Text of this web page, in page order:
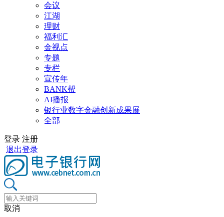
会议
江湖
理财
福利汇
金视点
专题
专栏
宣传年
BANK帮
AI播报
银行业数字金融创新成果展
全部
登录 注册
退出登录
取消